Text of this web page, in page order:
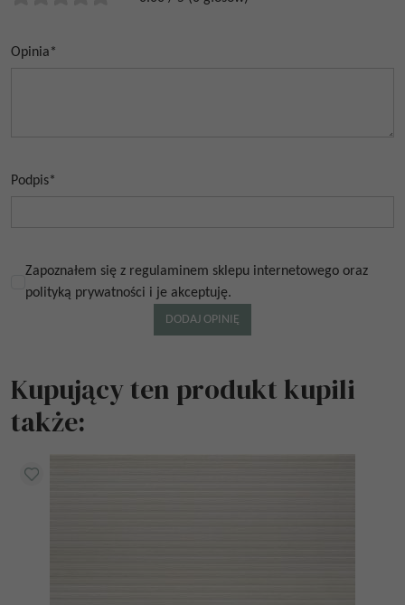
Opinia*
Podpis*
Zapoznałem się z regulaminem sklepu internetowego oraz
polityką prywatności i je akceptuję.
Kupujący ten produkt kupili
także: